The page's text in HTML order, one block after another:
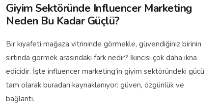
Giyim Sektöründe Influencer Marketing
Neden Bu Kadar Güçlü?
Bir kıyafeti mağaza vitrininde görmekle, güvendiğiniz birinin
sırtında görmek arasındaki fark nedir? İkincisi çok daha ikna
edicidir. İşte influencer marketing'in giyim sektöründeki gücü
tam olarak buradan kaynaklanıyor: güven, özgünlük ve
bağlantı.